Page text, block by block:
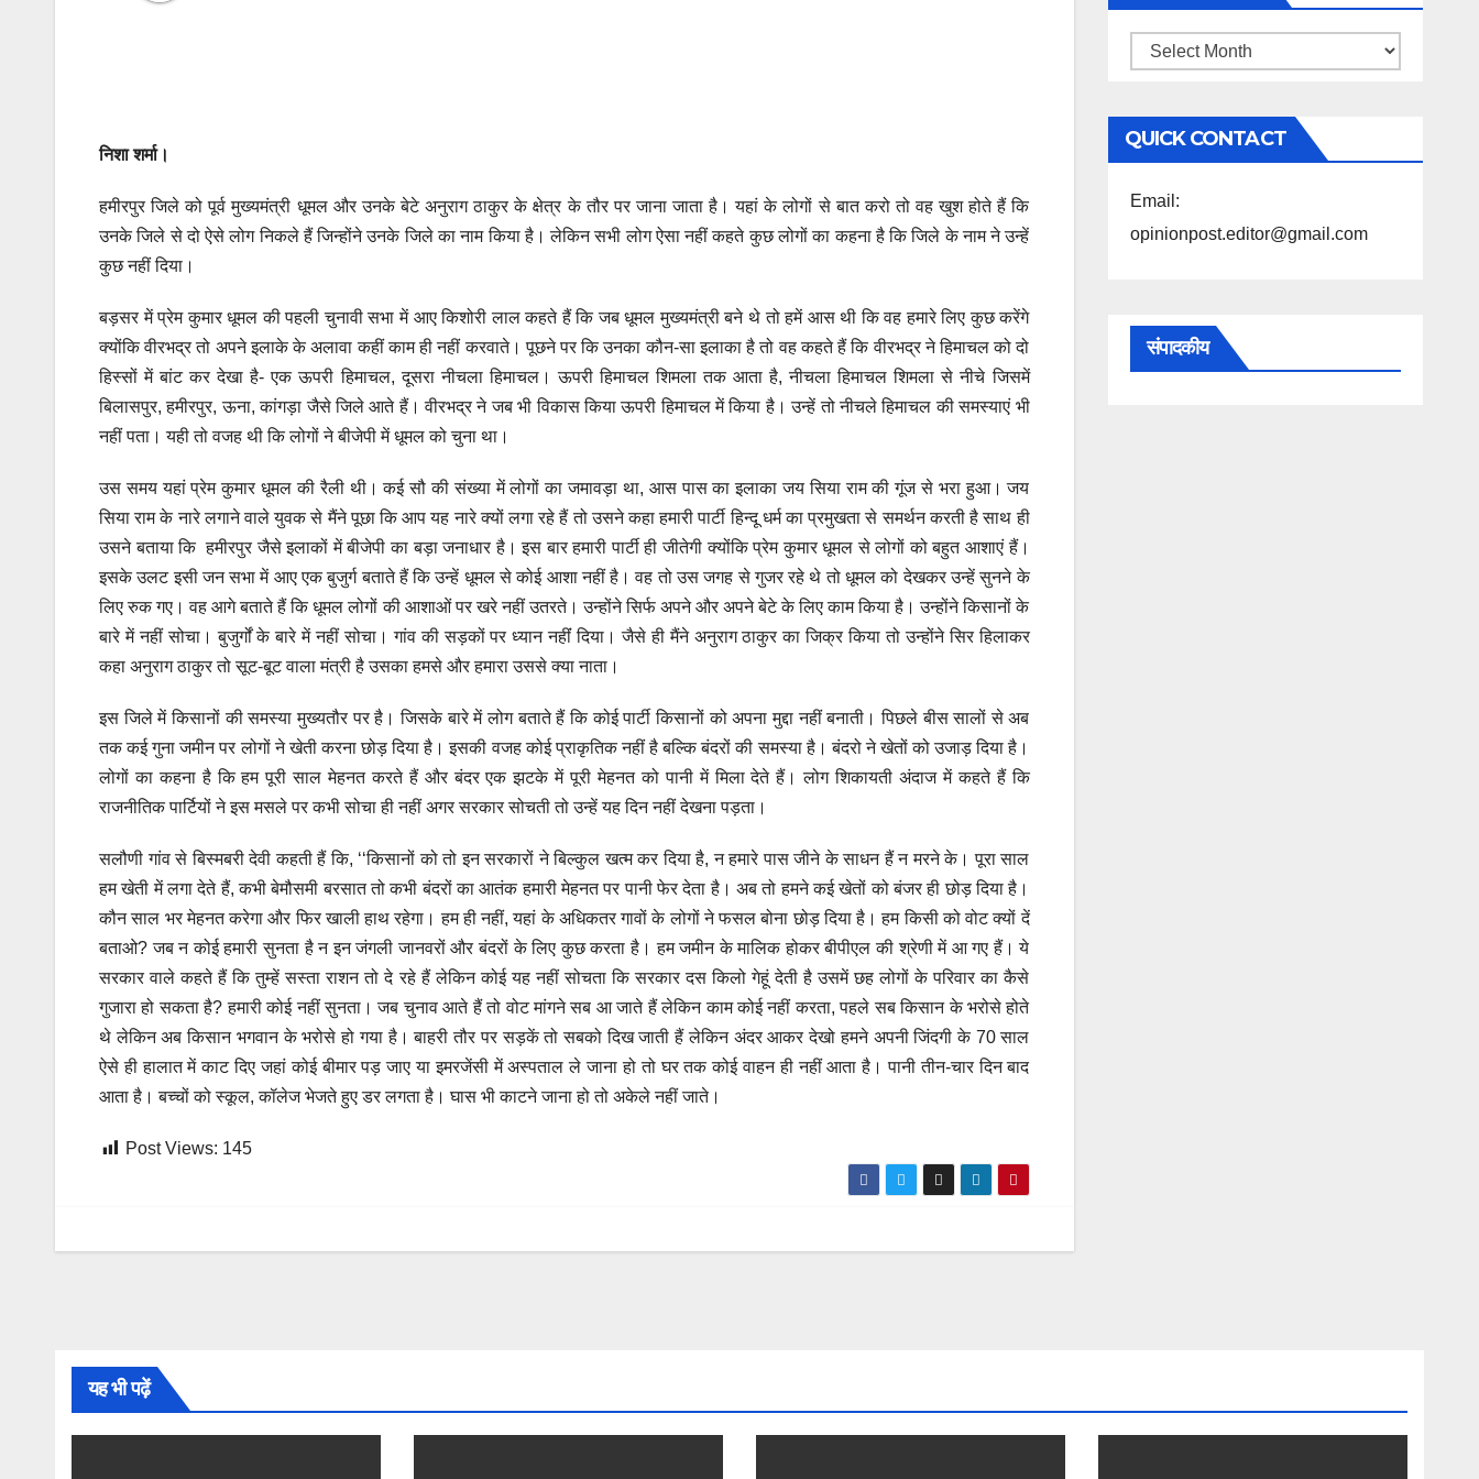
निशा शर्मा।
हमीरपुर जिले को पूर्व मुख्यमंत्री धूमल और उनके बेटे अनुराग ठाकुर के क्षेत्र के तौर पर जाना जाता है। यहां के लोगों से बात करो तो वह खुश होते हैं कि
उनके जिले से दो ऐसे लोग निकले हैं जिन्होंने उनके जिले का नाम किया है। लेकिन सभी लोग ऐसा नहीं कहते कुछ लोगों का कहना है कि जिले के नाम ने उन्हें
कुछ नहीं दिया।
बड़सर में प्रेम कुमार धूमल की पहली चुनावी सभा में आए किशोरी लाल कहते हैं कि जब धूमल मुख्यमंत्री बने थे तो हमें आस थी कि वह हमारे लिए कुछ करेंगे
क्योंकि वीरभद्र तो अपने इलाके के अलावा कहीं काम ही नहीं करवाते। पूछने पर कि उनका कौन-सा इलाका है तो वह कहते हैं कि वीरभद्र ने हिमाचल को दो
हिस्सों में बांट कर देखा है- एक ऊपरी हिमाचल, दूसरा नीचला हिमाचल। ऊपरी हिमाचल शिमला तक आता है, नीचला हिमाचल शिमला से नीचे जिसमें
बिलासपुर, हमीरपुर, ऊना, कांगड़ा जैसे जिले आते हैं। वीरभद्र ने जब भी विकास किया ऊपरी हिमाचल में किया है। उन्हें तो नीचले हिमाचल की समस्याएं भी
नहीं पता। यही तो वजह थी कि लोगों ने बीजेपी में धूमल को चुना था।
उस समय यहां प्रेम कुमार धूमल की रैली थी। कई सौ की संख्या में लोगों का जमावड़ा था, आस पास का इलाका जय सिया राम की गूंज से भरा हुआ। जय
सिया राम के नारे लगाने वाले युवक से मैंने पूछा कि आप यह नारे क्यों लगा रहे हैं तो उसने कहा हमारी पार्टी हिन्दू धर्म का प्रमुखता से समर्थन करती है साथ ही
उसने बताया कि हमीरपुर जैसे इलाकों में बीजेपी का बड़ा जनाधार है। इस बार हमारी पार्टी ही जीतेगी क्योंकि प्रेम कुमार धूमल से लोगों को बहुत आशाएं हैं।
इसके उलट इसी जन सभा में आए एक बुजुर्ग बताते हैं कि उन्हें धूमल से कोई आशा नहीं है। वह तो उस जगह से गुजर रहे थे तो धूमल को देखकर उन्हें सुनने के
लिए रुक गए। वह आगे बताते हैं कि धूमल लोगों की आशाओं पर खरे नहीं उतरते। उन्होंने सिर्फ अपने और अपने बेटे के लिए काम किया है। उन्होंने किसानों के
बारे में नहीं सोचा। बुजुर्गों के बारे में नहीं सोचा। गांव की सड़कों पर ध्यान नहींं दिया। जैसे ही मैंने अनुराग ठाकुर का जिक्र किया तो उन्होंने सिर हिलाकर
कहा अनुराग ठाकुर तो सूट-बूट वाला मंत्री है उसका हमसे और हमारा उससे क्या नाता।
इस जिले में किसानों की समस्या मुख्यतौर पर है। जिसके बारे में लोग बताते हैं कि कोई पार्टी किसानों को अपना मुद्दा नहीं बनाती। पिछले बीस सालों से अब
तक कई गुना जमीन पर लोगों ने खेती करना छोड़ दिया है। इसकी वजह कोई प्राकृतिक नहीं है बल्कि बंदरों की समस्या है। बंदरो ने खेतों को उजाड़ दिया है।
लोगों का कहना है कि हम पूरी साल मेहनत करते हैं और बंदर एक झटके में पूरी मेहनत को पानी में मिला देते हैं। लोग शिकायती अंदाज में कहते हैं कि
राजनीतिक पार्टियों ने इस मसले पर कभी सोचा ही नहीं अगर सरकार सोचती तो उन्हें यह दिन नहीं देखना पड़ता।
सलौणी गांव से बिस्मबरी देवी कहती हैं कि, ‘‘किसानों को तो इन सरकारों ने बिल्कुल खत्म कर दिया है, न हमारे पास जीने के साधन हैं न मरने के। पूरा साल
हम खेती में लगा देते हैं, कभी बेमौसमी बरसात तो कभी बंदरों का आतंक हमारी मेहनत पर पानी फेर देता है। अब तो हमने कई खेतों को बंजर ही छोड़ दिया है।
कौन साल भर मेहनत करेगा और फिर खाली हाथ रहेगा। हम ही नहीं, यहां के अधिकतर गावों के लोगों ने फसल बोना छोड़ दिया है। हम किसी को वोट क्यों दें
बताओ? जब न कोई हमारी सुनता है न इन जंगली जानवरों और बंदरों के लिए कुछ करता है। हम जमीन के मालिक होकर बीपीएल की श्रेणी में आ गए हैं। ये
सरकार वाले कहते हैं कि तुम्हें सस्ता राशन तो दे रहे हैं लेकिन कोई यह नहीं सोचता कि सरकार दस किलो गेहूं देती है उसमें छह लोगों के परिवार का कैसे
गुजारा हो सकता है? हमारी कोई नहीं सुनता। जब चुनाव आते हैं तो वोट मांगने सब आ जाते हैं लेकिन काम कोई नहीं करता, पहले सब किसान के भरोसे होते
थे लेकिन अब किसान भगवान के भरोसे हो गया है। बाहरी तौर पर सड़कें तो सबको दिख जाती हैं लेकिन अंदर आकर देखो हमने अपनी जिंदगी के 70 साल
ऐसे ही हालात में काट दिए जहां कोई बीमार पड़ जाए या इमरजेंसी में अस्पताल ले जाना हो तो घर तक कोई वाहन ही नहीं आता है। पानी तीन-चार दिन बाद
आता है। बच्चों को स्कूल, कॉलेज भेजते हुए डर लगता है। घास भी काटने जाना हो तो अकेले नहीं जाते।
Post Views: 145
महिने
अनुसार
पढ़ें
QUICK CONTACT
Email:
opinionpost.editor@gmail.com
संपादकीय
यह भी पढ़ें